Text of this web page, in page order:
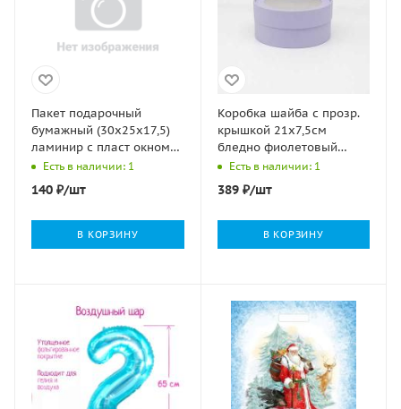
Пакет подарочный
бумажный (30х25х17,5)
ламинир с пласт окном
Крутой мужик 1/120
Есть в наличии: 1
140 ₽/шт
В КОРЗИНУ
Коробка шайба с прозр.
крышкой 21х7,5см
бледно фиолетовый
матовый
Есть в наличии: 1
389₽/шт
В КОРЗИНУ